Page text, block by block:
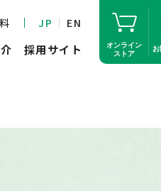
JP EN
採用サイト
オンライン
ストア
お